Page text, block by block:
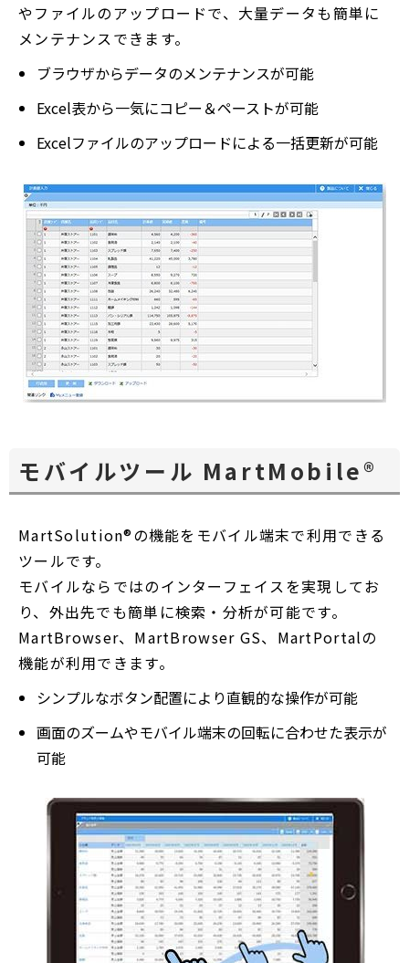
やファイルのアップロードで、大量データも簡単に
メンテナンスできます。
ブラウザからデータのメンテナンスが可能
Excel表から一気にコピー＆ペーストが可能
Excelファイルのアップロードによる一括更新が可能
モバイルツール MartMobile®
MartSolution®の機能をモバイル端末で利用できる
ツールです。
モバイルならではのインターフェイスを実現してお
り、外出先でも簡単に検索・分析が可能です。
MartBrowser、MartBrowser GS、MartPortalの
機能が利用できます。
シンプルなボタン配置により直観的な操作が可能
画面のズームやモバイル端末の回転に合わせた表示が
可能